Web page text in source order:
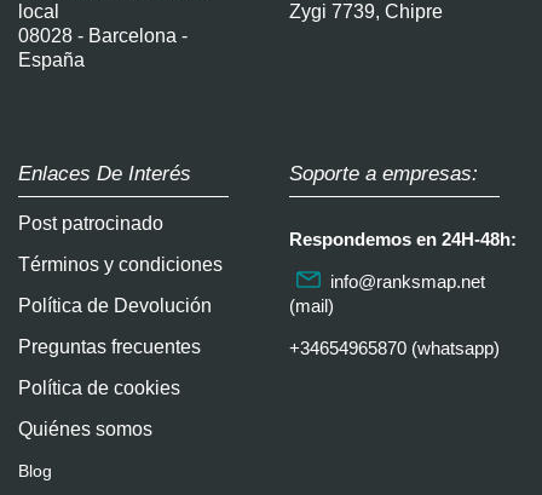
local
08028 - Barcelona -
España
Zygi 7739, Chipre
Enlaces De Interés
Post patrocinado
Términos y condiciones
Política de Devolución
Preguntas frecuentes
Política de cookies
Quiénes somos
Blog
Soporte a empresas:
Respondemos en 24H-48h:
info@ranksmap.net
(mail)
+34654965870 (whatsapp)